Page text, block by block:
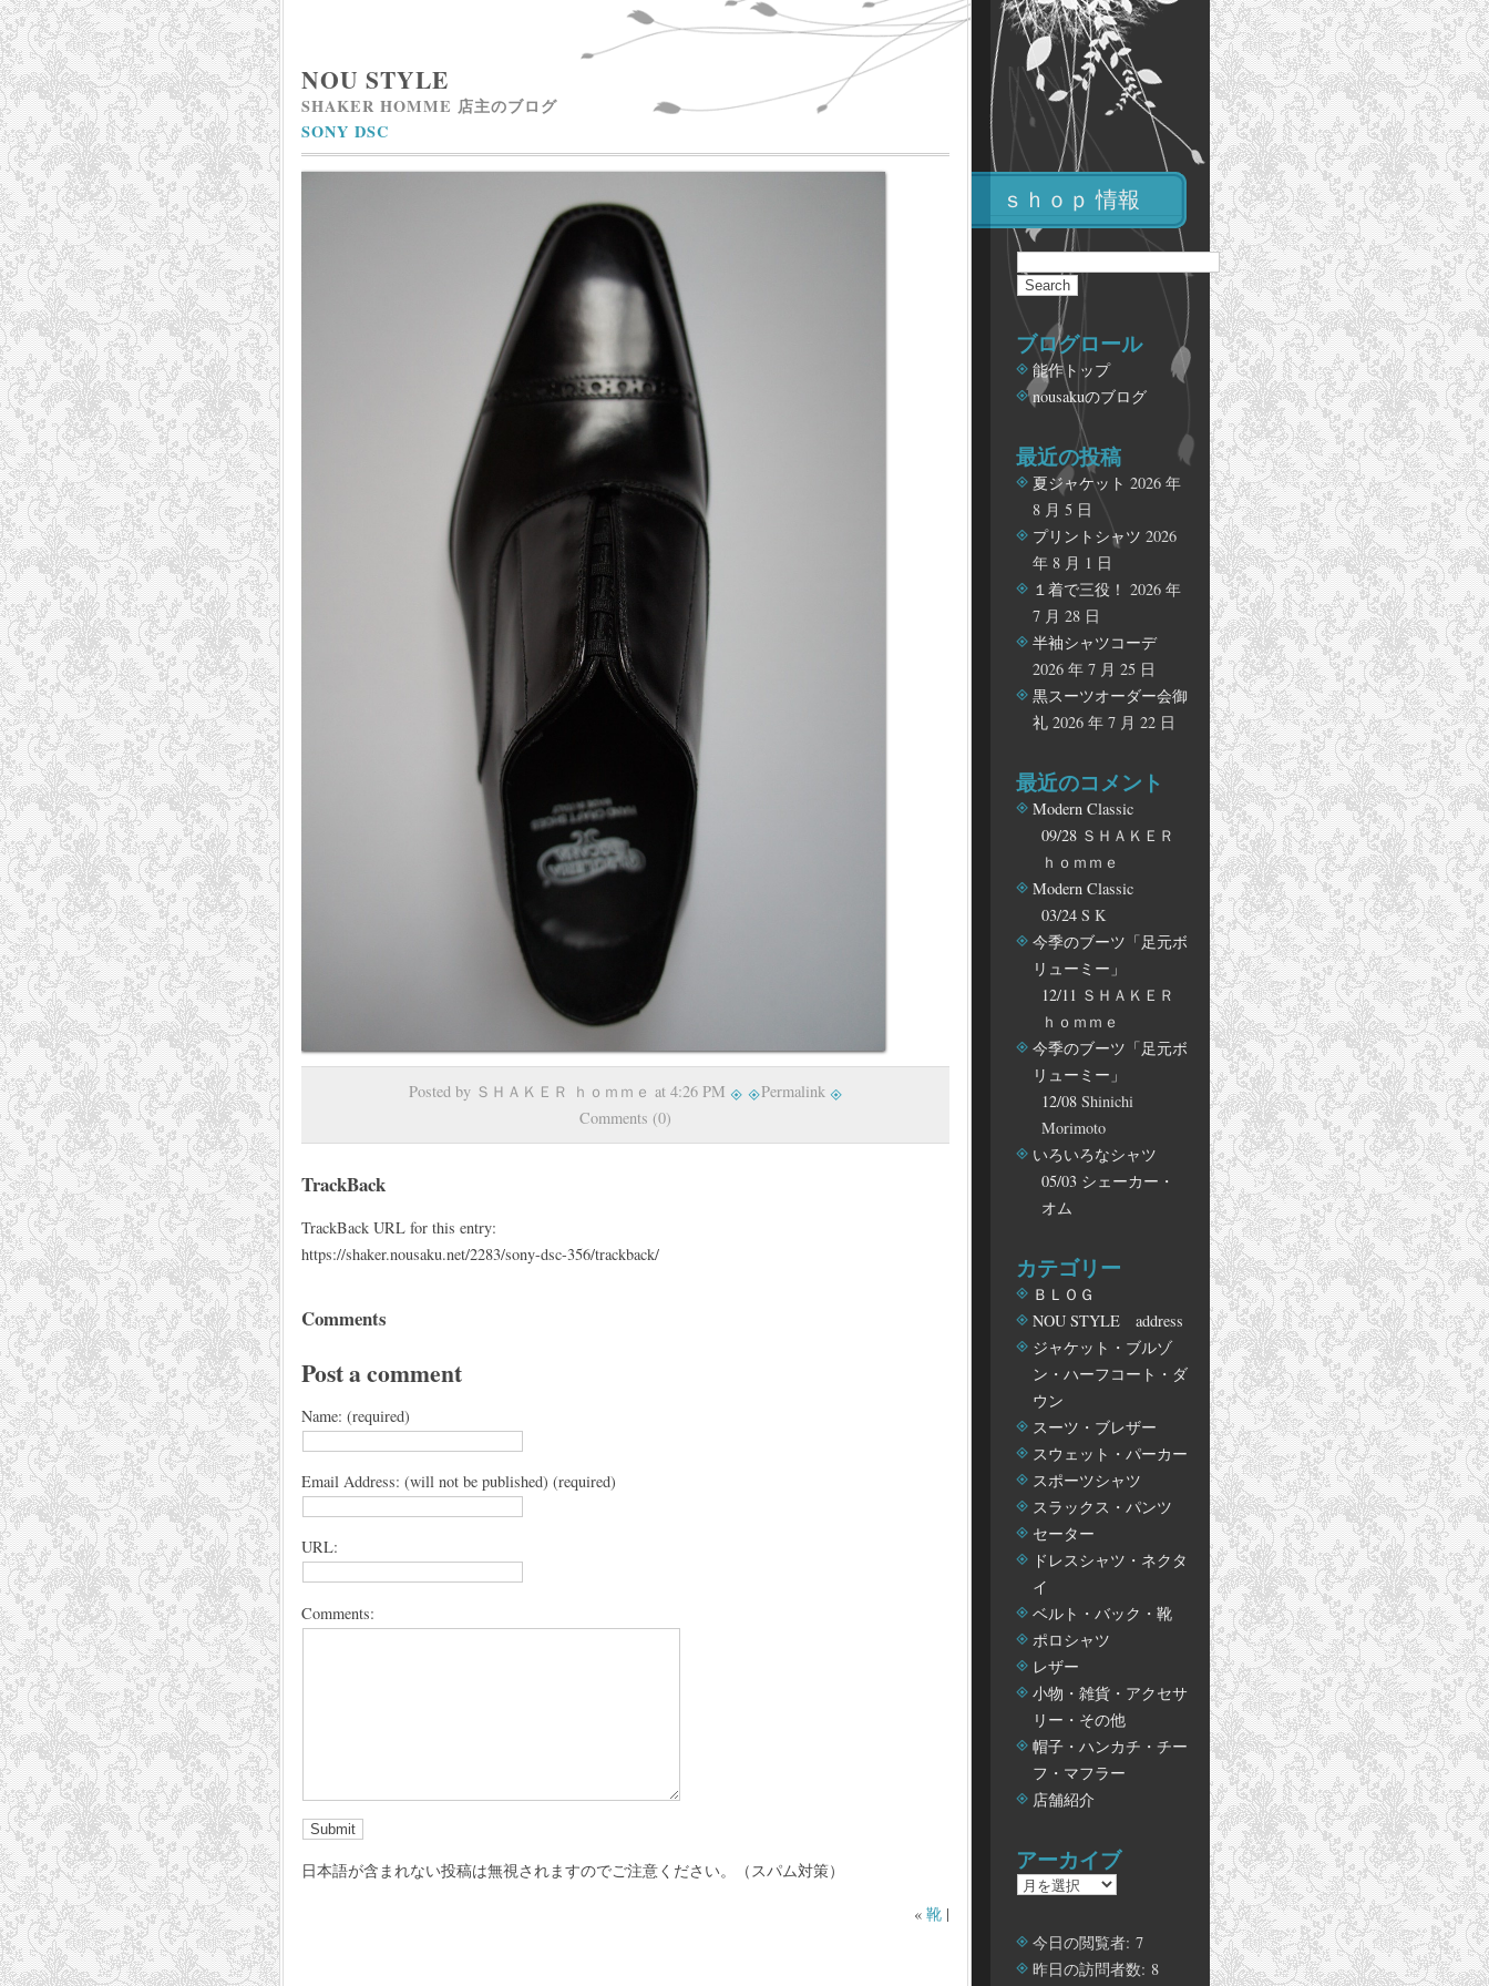
NOU STYLE
SHAKER HOMME 店主のブログ
SONY DSC
Posted by ＳＨＡＫＥＲ ｈｏｍｍｅ at 4:26 PM
Permalink
Comments (0)
TrackBack
TrackBack URL for this entry:
https://shaker.nousaku.net/2283/sony-dsc-356/trackback/
Comments
Post a comment
Name: (required)
Email Address: (will not be published) (required)
URL:
Comments:
日本語が含まれない投稿は無視されますのでご注意ください。（スパム対策）
« 靴 |
ｓｈｏｐ 情報
ブログロール
能作トップ
nousakuのブログ
最近の投稿
夏ジャケット 2026 年
8 月 5 日
プリントシャツ 2026
年 8 月 1 日
１着で三役！ 2026 年
7 月 28 日
半袖シャツコーデ
2026 年 7 月 25 日
黒スーツオーダー会御
礼 2026 年 7 月 22 日
最近のコメント
Modern Classic
09/28 ＳＨＡＫＥＲ
ｈｏｍｍｅ
Modern Classic
03/24 S K
今季のブーツ「足元ボ
リューミー」
12/11 ＳＨＡＫＥＲ
ｈｏｍｍｅ
今季のブーツ「足元ボ
リューミー」
12/08 Shinichi
Morimoto
いろいろなシャツ
05/03 シェーカー・
オム
カテゴリー
ＢＬＯＧ
NOU STYLE address
ジャケット・ブルゾ
ン・ハーフコート・ダ
ウン
スーツ・ブレザー
スウェット・パーカー
スポーツシャツ
スラックス・パンツ
セーター
ドレスシャツ・ネクタ
イ
ベルト・バック・靴
ポロシャツ
レザー
小物・雑貨・アクセサ
リー・その他
帽子・ハンカチ・チー
フ・マフラー
店舗紹介
アーカイブ
ア
カ
イ
今日の閲覧者: 7
昨日の訪問者数: 8